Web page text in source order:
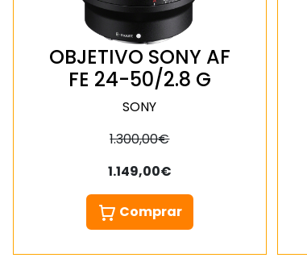
OBJETIVO SONY AF
FE 24-50/2.8 G
SONY
1.300,00€
1.149,00€
Comprar